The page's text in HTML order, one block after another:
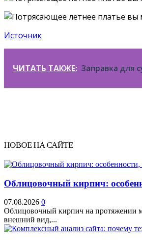
Источник
ЧИТАТЬ ТАКЖЕ: Заправка для
НОВОЕ НА САЙТЕ
Облицовочный кирпич:
07.08.2026 0
Облицовочный кирпич на протяжении
внешний вид,...